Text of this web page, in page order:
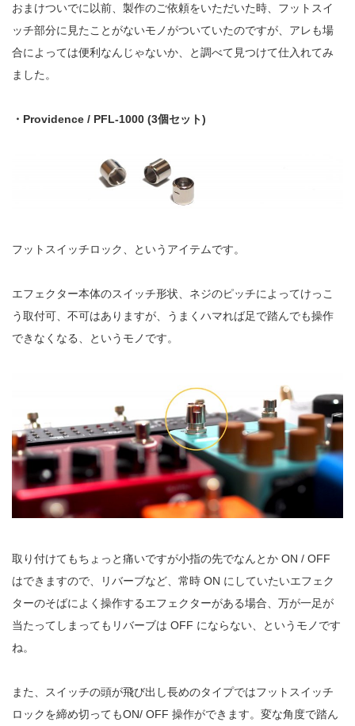
おまけついでに以前、製作のご依頼をいただいた時、フットスイ
ッチ部分に見たことがないモノがついていたのですが、アレも場
合によっては便利なんじゃないか、と調べて見つけて仕入れてみ
ました。
・Providence / PFL-1000 (3個セット)
フットスイッチロック、というアイテムです。
エフェクター本体のスイッチ形状、ネジのピッチによってけっこ
う取付可、不可はありますが、うまくハマれば足で踏んでも操作
できなくなる、というモノです。
取り付けてもちょっと痛いですが小指の先でなんとか ON / OFF
はできますので、リバーブなど、常時 ON にしていたいエフェク
ターのそばによく操作するエフェクターがある場合、万が一足が
当たってしまってもリバーブは OFF にならない、というモノです
ね。
また、スイッチの頭が飛び出し長めのタイプではフットスイッチ
ロックを締め切ってもON/ OFF 操作ができます。変な角度で踏ん